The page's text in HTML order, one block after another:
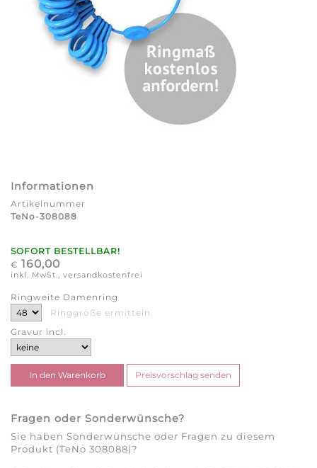
Informationen
Artikelnummer
TeNo-308088
SOFORT BESTELLBAR!
€ 160,00
inkl. MwSt., versandkostenfrei
Ringweite Damenring
Ringgröße ermitteln
Gravur incl.
Fragen oder Sonderwünsche?
Sie haben Sonderwünsche oder Fragen zu diesem
Produkt (TeNo 308088)?